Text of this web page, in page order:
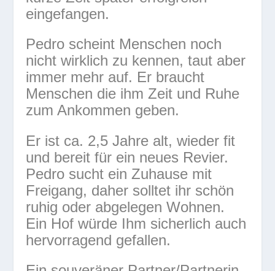
eingefangen.
Pedro scheint Menschen noch
nicht wirklich zu kennen, taut aber
immer mehr auf. Er braucht
Menschen die ihm Zeit und Ruhe
zum Ankommen geben.
Er ist ca. 2,5 Jahre alt, wieder fit
und bereit für ein neues Revier.
Pedro sucht ein Zuhause mit
Freigang, daher solltet ihr schön
ruhig oder abgelegen Wohnen.
Ein Hof würde Ihm sicherlich auch
hervorragend gefallen.